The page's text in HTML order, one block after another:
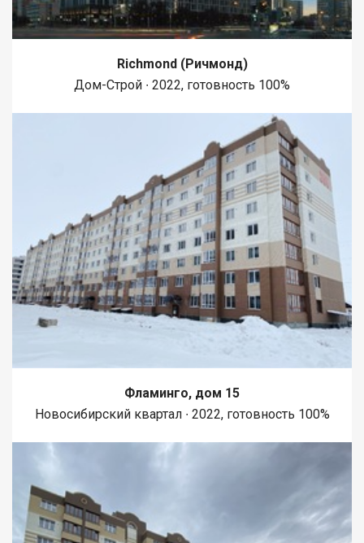
Richmond (Ричмонд)
Дом-Строй ∙ 2022, готовность 100%
Фламинго, дом 15
Новосибирский квартал ∙ 2022, готовность 100%